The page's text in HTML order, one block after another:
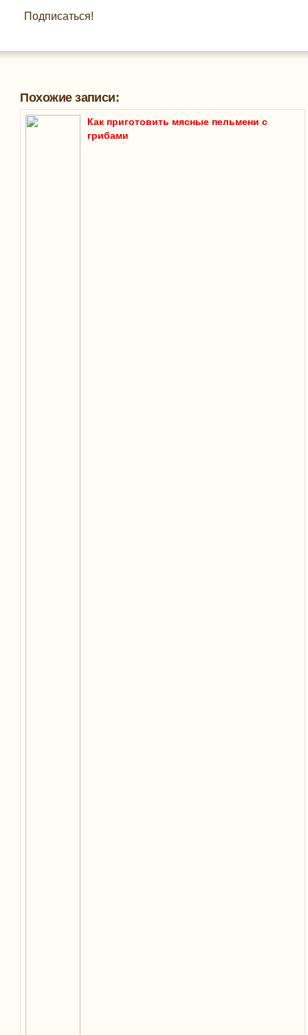
Подписаться!
Похожие записи:
Как приготовить мясные пельмени с
грибами